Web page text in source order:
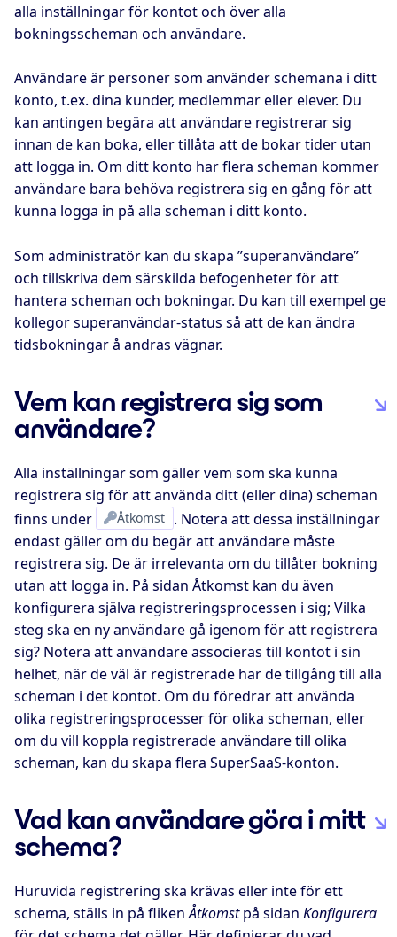
alla inställningar för kontot och över alla
bokningsscheman och användare.
Användare är personer som använder schemana i ditt
konto, t.ex. dina kunder, medlemmar eller elever. Du
kan antingen begära att användare registrerar sig
innan de kan boka, eller tillåta att de bokar tider utan
att logga in. Om ditt konto har flera scheman kommer
användare bara behöva registrera sig en gång för att
kunna logga in på alla scheman i ditt konto.
Som administratör kan du skapa ”superanvändare”
och tillskriva dem särskilda befogenheter för att
hantera scheman och bokningar. Du kan till exempel ge
kollegor superanvändar-status så att de kan ändra
tidsbokningar å andras vägnar.
Vem kan registrera sig som
användare?
Alla inställningar som gäller vem som ska kunna
registrera sig för att använda ditt (eller dina) scheman
finns under
Åtkomst . Notera att dessa inställningar
endast gäller om du begär att användare måste
registrera sig. De är irrelevanta om du tillåter bokning
utan att logga in. På sidan Åtkomst kan du även
konfigurera själva registreringsprocessen i sig; Vilka
steg ska en ny användare gå igenom för att registrera
sig? Notera att användare associeras till kontot i sin
helhet, när de väl är registrerade har de tillgång till alla
scheman i det kontot. Om du föredrar att använda
olika registreringsprocesser för olika scheman, eller
om du vill koppla registrerade användare till olika
scheman, kan du skapa flera SuperSaaS-konton.
Vad kan användare göra i mitt
schema?
Huruvida registrering ska krävas eller inte för ett
schema, ställs in på flikenÅtkomstpå sidan Konfigurera